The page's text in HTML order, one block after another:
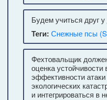
Будем учиться друг
Теги: Снежные псы
Фехтовальщик
оценка
эффективности
экологических
и интегрироваться в